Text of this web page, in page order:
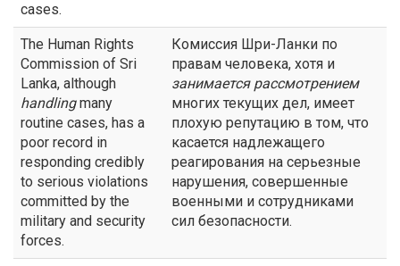
cases.
The Human Rights
Commission of Sri
Lanka, although
handlingmany
routine cases, has a
poor record in
responding credibly
to serious violations
committed by the
military and security
forces.
Комиссия Шри-Ланки по
правам человека, хотя и
занимаетсярассмотрением
многих текущих дел, имеет
плохую репутацию в том, что
касается надлежащего
реагирования на серьезные
нарушения, совершенные
военными и сотрудниками
сил безопасности.